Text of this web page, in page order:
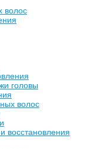
волос
головы
волос
восстановления